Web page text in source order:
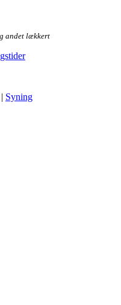
andet lækkert
| Syning